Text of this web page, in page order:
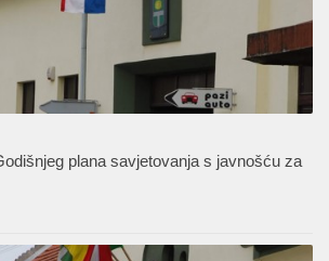
plana savjetovanja s javnošću za